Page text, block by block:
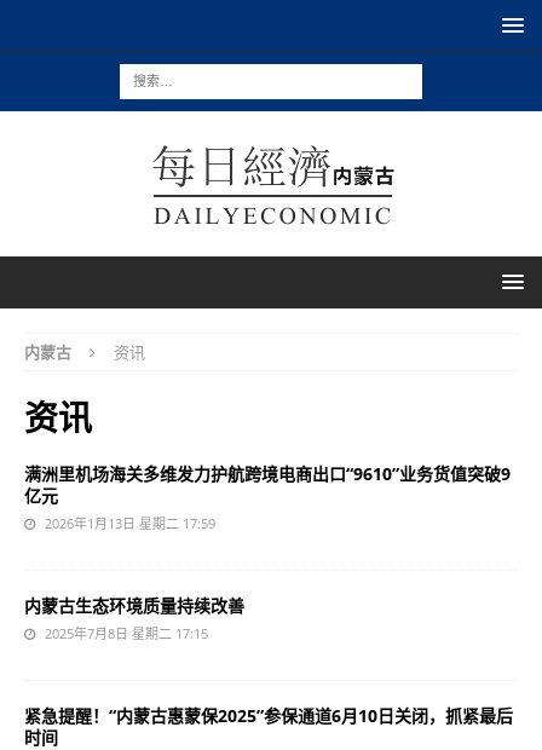
内蒙古 资讯
资讯
满洲里机场海关多维发力护航跨境电商出口“9610”业务货值突破9
亿元
2026年1月13日 星期二 17:59
内蒙古生态环境质量持续改善
2025年7月8日 星期二 17:15
紧急提醒！“内蒙古惠蒙保2025”参保通道6月10日关闭，抓紧最后
时间